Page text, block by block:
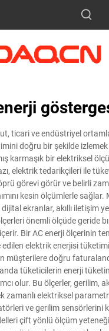
ticari ve endüstriyel
doğru bir şekilde
karmaşık bir elektriksel
elektrik tedarikçileri ile
görevi görür ve belirli
kesin ölçümlerle sağlar.
ekranlar, akıllı iletişim
önemli ölçüde geride
Bir AC enerji ölçerinin
elektrik enerjisi
müşterilere doğru
tüketicilerin enerji tüketim
olur. Bu ölçerler, gerilim,
zamanlı elektriksel
ve gerilim sensörlerini
çift yönlü ölçüm